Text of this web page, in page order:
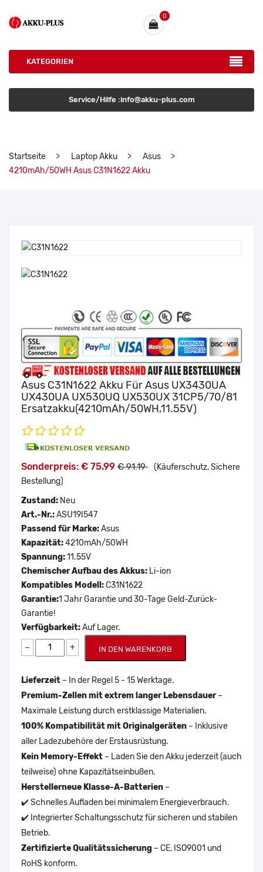
0
KATEGORIEN
Service/Hilfe :info@akku-plus.com
Startseite Laptop Akku
Asus
4210mAh/50WH Asus C31N1622 Akku
Asus C31N1622 Akku Für Asus UX3430UA
UX430UA UX530UQ UX530UX 31CP5/70/81
Ersatzakku(4210mAh/50WH,11.55V)
Sonderpreis: € 75.99 € 91.19 (Käuferschutz, Sichere
Bestellung)
Zustand: Neu
Art.-Nr.:ASU19I547
Passend für Marke:Asus
Kapazität:4210mAh/50WH
Spannung:11.55V
Chemischer Aufbau des Akkus: Li-ion
Kompatibles Modell:C31N1622
Garantie:1 Jahr Garantie und 30-Tage Geld-Zurück-
Garantie!
Verfügbarkeit:Auf Lager.
− + IN DEN WARENKORB
Lieferzeit – In der Regel 5 - 15 Werktage.
Premium-Zellen mit extrem langer Lebensdauer–
Maximale Leistung durch erstklassige Materialien.
100% Kompatibilität mit Originalgeräten – Inklusive
aller Ladezubehöre der Erstausrüstung.
Kein Memory-Effekt – Laden Sie den Akku jederzeit (auch
teilweise) ohne Kapazitätseinbußen.
Herstellerneue Klasse-A-Batterien –
✔️ Schnelles Aufladen bei minimalem Energieverbrauch.
✔️ Integrierter Schaltungsschutz für sicheren und stabilen
Betrieb.
Zertifizierte Qualitätssicherung – CE, ISO9001 und
RoHS konform.